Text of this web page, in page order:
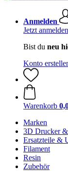
Anmelden
Jetzt anmelden
Bist du neu
Konto
Warenkorb
Marken
3D Drucker
Ersatzteile &
Filament
Resin
Zubehör